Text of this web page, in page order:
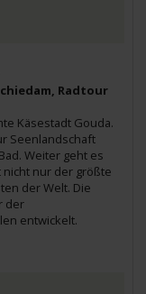
Radtour
Käsestadt Gouda.
Seenlandschaft
Weiter geht es
nicht nur der größte
der Welt. Die
der
entwickelt.